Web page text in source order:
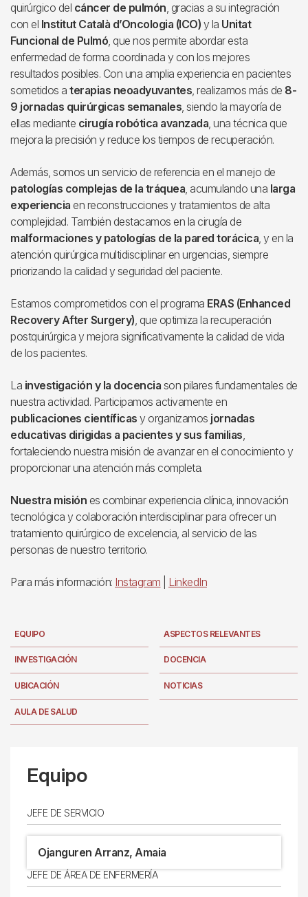
quirúrgico del cáncer de pulmón, gracias a su integración
con el Institut Català d’Oncologia (ICO) y la Unitat
Funcional de Pulmó, que nos permite abordar esta
enfermedad de forma coordinada y con los mejores
resultados posibles. Con una amplia experiencia en pacientes
sometidos a terapias neoadyuvantes, realizamos más de 8-
9 jornadas quirúrgicas semanales, siendo la mayoría de
ellas mediante cirugía robótica avanzada, una técnica que
mejora la precisión y reduce los tiempos de recuperación.
Además, somos un servicio de referencia en el manejo de
patologías complejas de la tráquea, acumulando una larga
experiencia en reconstrucciones y tratamientos de alta
complejidad. También destacamos en la cirugía de
malformaciones y patologías de la pared torácica, y en la
atención quirúrgica multidisciplinar en urgencias, siempre
priorizando la calidad y seguridad del paciente.
Estamos comprometidos con el programa ERAS (Enhanced
Recovery After Surgery), que optimiza la recuperación
postquirúrgica y mejora significativamente la calidad de vida
de los pacientes.
La investigación y la docencia son pilares fundamentales de
nuestra actividad. Participamos activamente en
publicaciones científicas y organizamos jornadas
educativas dirigidas a pacientes y sus familias,
fortaleciendo nuestra misión de avanzar en el conocimiento y
proporcionar una atención más completa.
Nuestra misión es combinar experiencia clínica, innovación
tecnológica y colaboración interdisciplinar para ofrecer un
tratamiento quirúrgico de excelencia, al servicio de las
personas de nuestro territorio.
Para más información: Instagram LinkedIn
EQUIPO ASPECTOS RELEVANTES
INVESTIGACIÓN DOCENCIA
UBICACIÓN NOTICIAS
AULA DE SALUD
Equipo
JEFE DE SERVICIO
Ojanguren Arranz, Amaia
JEFE DE ÁREA DE ENFERMERÍA